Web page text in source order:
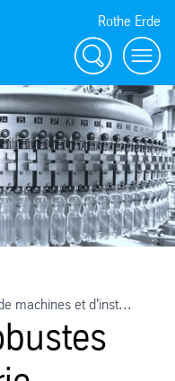
Rothe Erde
Chercher
machines et d'inst...